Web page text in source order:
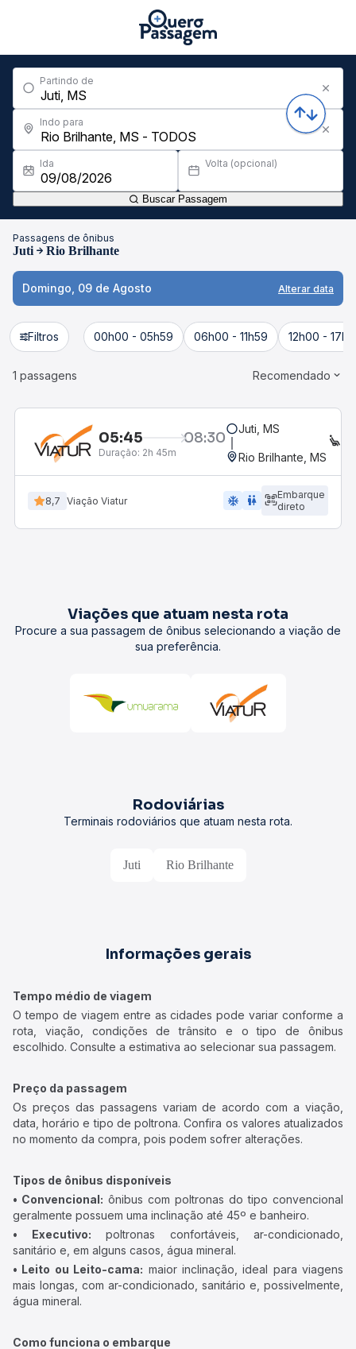
Partindo de
Indo para
Ida Volta (opcional)
Buscar Passagem
Passagens de ônibus
Juti Rio Brilhante
Domingo, 09 de Agosto Alterar data
Filtros 00h00 - 05h59 06h00 - 11h59 12h00 -
1 passagens Recomendado
05:45 08:30
Duração: 2h 45m
Juti, MS
Rio Brilhante, MS
8,7 Viação Viatur ac_unit wc
Embarque
direto
Viações que atuam nesta rota
Procure a sua passagem de ônibus selecionando a viação de
sua preferência.
Rodoviárias
Terminais rodoviários que atuam nesta rota.
Juti Rio Brilhante
Informações gerais
Tempo médio de viagem
O tempo de viagem entre as cidades pode variar conforme a
rota, viação, condições de trânsito e o tipo de ônibus
escolhido. Consulte a estimativa ao selecionar sua passagem.
Preço da passagem
Os preços das passagens variam de acordo com a viação,
data, horário e tipo de poltrona. Confira os valores atualizados
no momento da compra, pois podem sofrer alterações.
Tipos de ônibus disponíveis
• Convencional: ônibus com poltronas do tipo convencional
geralmente possuem uma inclinação até 45º e banheiro.
• Executivo: poltronas confortáveis, ar-condicionado,
sanitário e, em alguns casos, água mineral.
• Leito ou Leito-cama: maior inclinação, ideal para viagens
mais longas, com ar-condicionado, sanitário e, possivelmente,
água mineral.
Como funciona o embarque